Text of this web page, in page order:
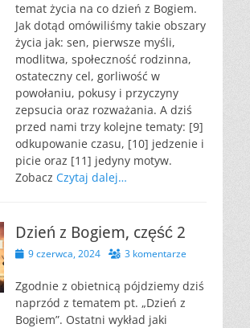
temat życia na co dzień z Bogiem.
Jak dotąd omówiliśmy takie obszary
życia jak: sen, pierwsze myśli,
modlitwa, społeczność rodzinna,
ostateczny cel, gorliwość w
powołaniu, pokusy i przyczyny
zepsucia oraz rozważania. A dziś
przed nami trzy kolejne tematy: [9]
odkupowanie czasu, [10] jedzenie i
picie oraz [11] jedyny motyw.
Zobacz Czytaj dalej…
Dzień z Bogiem, część 2
Opublikowano
9 czerwca, 2024 3 komentarze
Zgodnie z obietnicą pójdziemy dziś
naprzód z tematem pt. „Dzień z
Bogiem”. Ostatni wykład jaki